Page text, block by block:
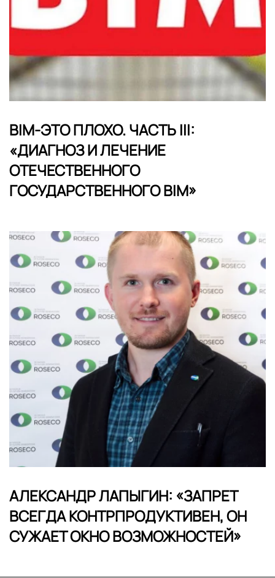
BIM-ЭТО ПЛОХО. ЧАСТЬ III:
«ДИАГНОЗ И ЛЕЧЕНИЕ
ОТЕЧЕСТВЕННОГО
ГОСУДАРСТВЕННОГО BIM»
АЛЕКСАНДР ЛАПЫГИН: «ЗАПРЕТ
ВСЕГДА КОНТРПРОДУКТИВЕН, ОН
СУЖАЕТ ОКНО ВОЗМОЖНОСТЕЙ»